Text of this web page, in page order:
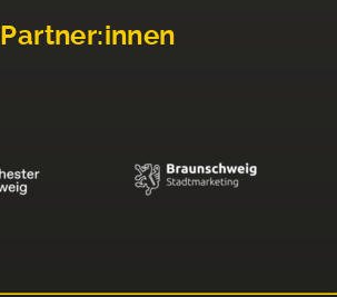
Partner:innen